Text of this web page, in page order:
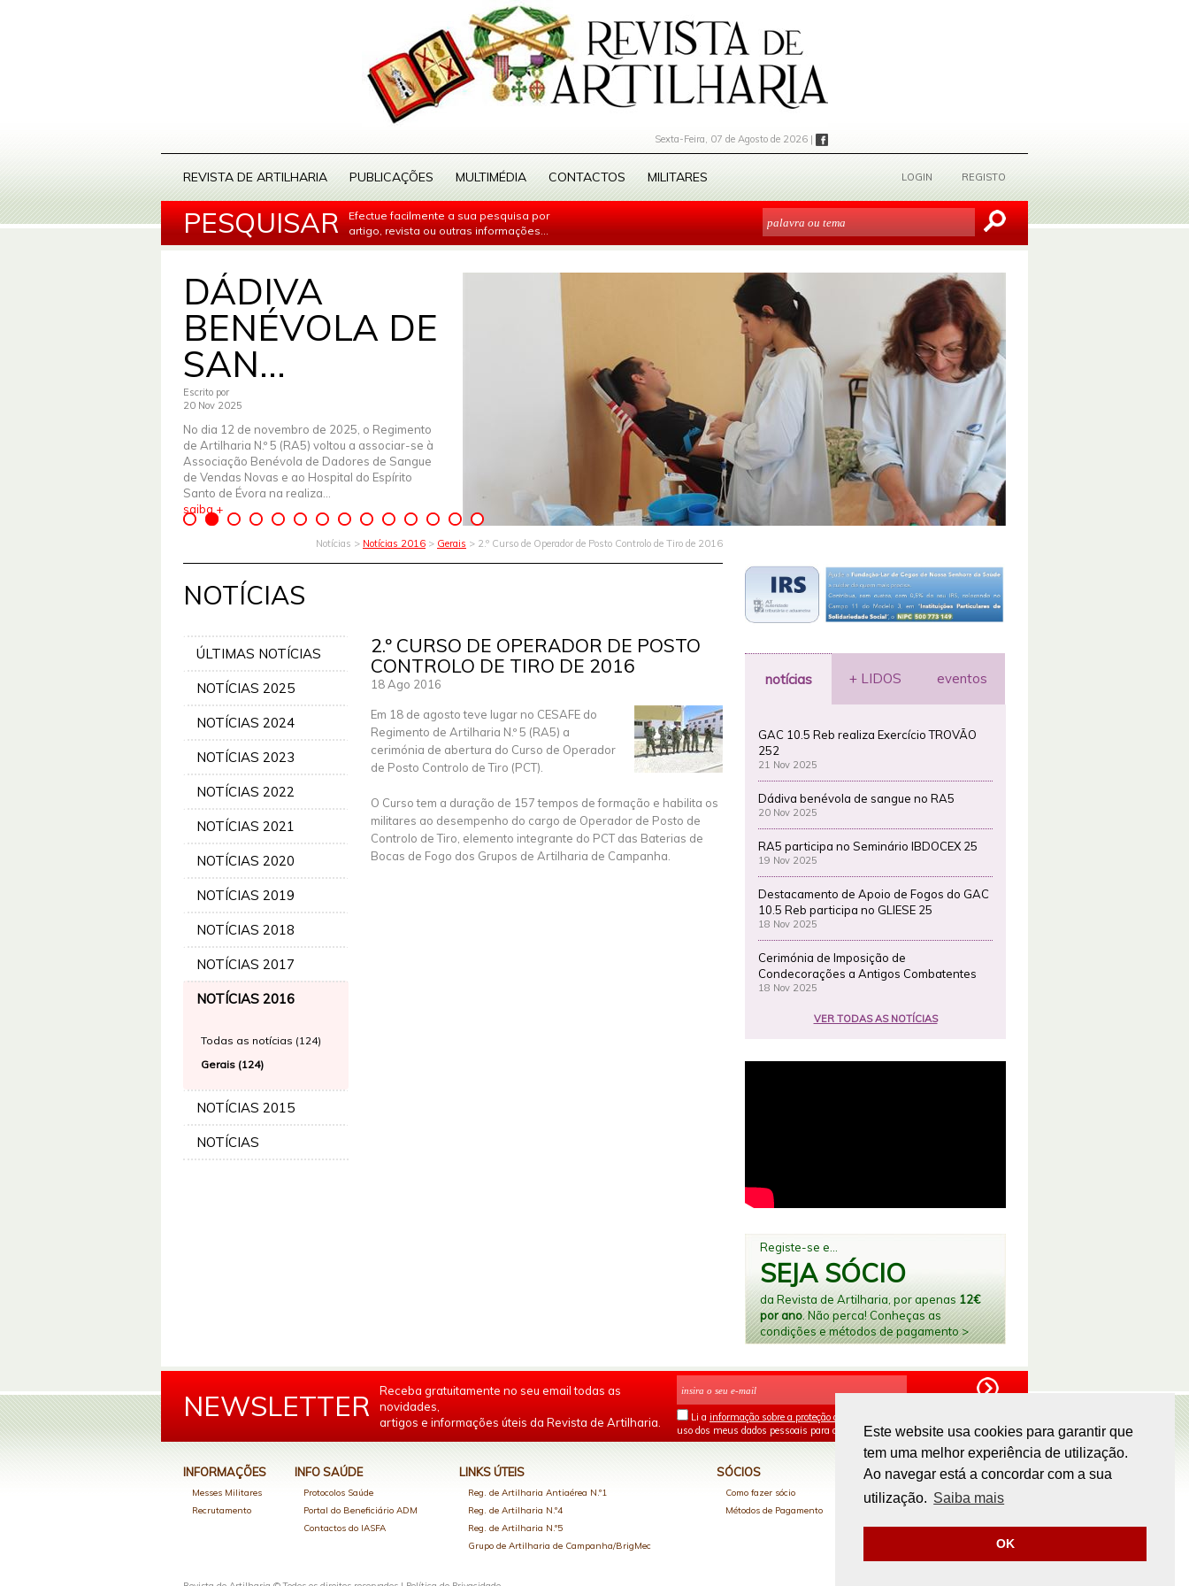
Este website usa cookies para garantir que
tem uma melhor experiência de utilização.
Ao navegar está a concordar com a sua
utilização. Saiba mais
OK
Sexta-Feira, 07 de Agosto de 2026 |
REVISTA DE ARTILHARIA PUBLICAÇÕES MULTIMÉDIA CONTACTOS MILITARES LOGIN REGISTO
PESQUISAR
Efectue facilmente a sua pesquisa por
artigo, revista ou outras informações...
DÁDIVA
BENÉVOLA DE
SAN...
Escrito por
20 Nov 2025
No dia 12 de novembro de 2025, o Regimento
de Artilharia N.º 5 (RA5) voltou a associar-se à
Associação Benévola de Dadores de Sangue
de Vendas Novas e ao Hospital do Espírito
Santo de Évora na realiza...
saiba +
Notícias > Notícias 2016 > Gerais > 2.º Curso de Operador de Posto Controlo de Tiro de 2016
NOTÍCIAS
ÚLTIMAS NOTÍCIAS
NOTÍCIAS 2025
NOTÍCIAS 2024
NOTÍCIAS 2023
NOTÍCIAS 2022
NOTÍCIAS 2021
NOTÍCIAS 2020
NOTÍCIAS 2019
NOTÍCIAS 2018
NOTÍCIAS 2017
NOTÍCIAS 2016
Todas as notícias (124)
Gerais (124)
NOTÍCIAS 2015
NOTÍCIAS
2.º CURSO DE OPERADOR DE POSTO
CONTROLO DE TIRO DE 2016
18 Ago 2016
Em 18 de agosto teve lugar no CESAFE do
Regimento de Artilharia N.º 5 (RA5) a
cerimónia de abertura do Curso de Operador
de Posto Controlo de Tiro (PCT).
O Curso tem a duração de 157 tempos de formação e habilita os
militares ao desempenho do cargo de Operador de Posto de
Controlo de Tiro, elemento integrante do PCT das Baterias de
Bocas de Fogo dos Grupos de Artilharia de Campanha.
notícias + LIDOS eventos
GAC 10.5 Reb realiza Exercício TROVÃO
252
21 Nov 2025
Dádiva benévola de sangue no RA5
20 Nov 2025
RA5 participa no Seminário IBDOCEX 25
19 Nov 2025
Destacamento de Apoio de Fogos do GAC
10.5 Reb participa no GLIESE 25
18 Nov 2025
Cerimónia de Imposição de
Condecorações a Antigos Combatentes
18 Nov 2025
VER TODAS AS NOTÍCIAS
Registe-se e...
SEJA SÓCIO
da Revista de Artilharia, por apenas 12€
por ano. Não perca! Conheças as
condições e métodos de pagamento >
NEWSLETTER
Receba gratuitamente no seu email todas as
novidades,
artigos e informações úteis da Revista de Artilharia.
Li a informação sobre a proteção de dados
uso dos meus dados pessoais para os fins mencionados.
INFORMAÇÕES
Messes Militares
Recrutamento
INFO SAÚDE
Protocolos Saúde
Portal do Beneficiário ADM
Contactos do IASFA
LINKS ÚTEIS
Reg. de Artilharia Antiaérea N.º1
Reg. de Artilharia N.º4
Reg. de Artilharia N.º5
Grupo de Artilharia de Campanha/BrigMec
SÓCIOS
Como fazer sócio
Métodos de Pagamento
PAGAMENTOS ONLINE